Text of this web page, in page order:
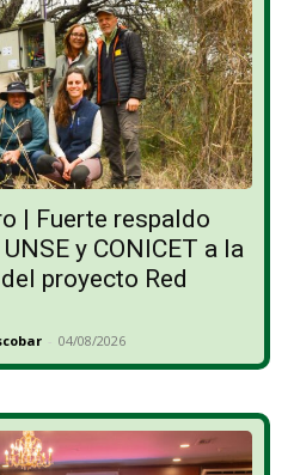
| Fuerte respaldo
y CONICET a la
proyecto Red
- 04/08/2026